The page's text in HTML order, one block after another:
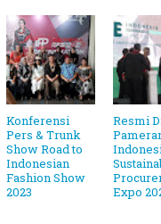
Konferensi
Pers & Trunk
Show Road to
Indonesian
Fashion Show
2023
Resmi
Expo